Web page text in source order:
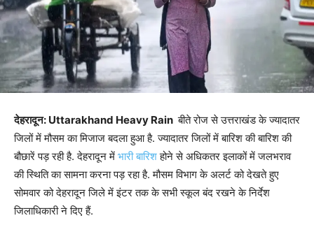
देहरादून: Uttarakhand Heavy Rain बीते रोज से उत्तराखंड के ज्यादातर
जिलों में मौसम का मिजाज बदला हुआ है. ज्यादातर जिलों में बारिश की बारिश की
बौछारें पड़ रही है. देहरादून में भारी बारिशहोने से अधिकतर इलाकों में जलभराव
की स्थिति का सामना करना पड़ रहा है. मौसम विभाग के अलर्ट को देखते हुए
सोमवार को देहरादून जिले में इंटर तक के सभी स्कूल बंद रखने के निर्देश
जिलाधिकारी ने दिए हैं.